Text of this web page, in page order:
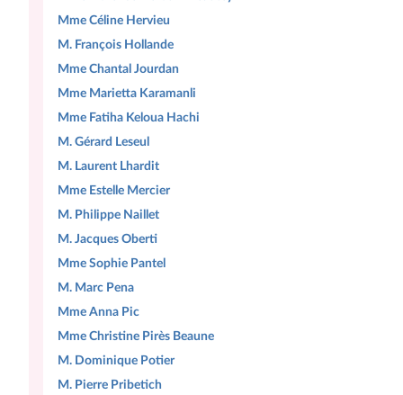
Mme Céline Hervieu
M. François Hollande
Mme Chantal Jourdan
Mme Marietta Karamanli
Mme Fatiha Keloua Hachi
M. Gérard Leseul
M. Laurent Lhardit
Mme Estelle Mercier
M. Philippe Naillet
M. Jacques Oberti
Mme Sophie Pantel
M. Marc Pena
Mme Anna Pic
Mme Christine Pirès Beaune
M. Dominique Potier
M. Pierre Pribetich